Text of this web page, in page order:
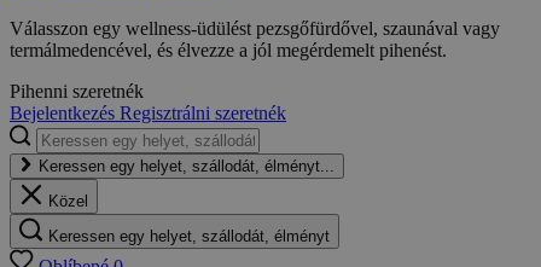
Válasszon egy wellness-üdülést pezsgőfürdővel, szaunával vagy
termálmedencével, és élvezze a jól megérdemelt pihenést.
Pihenni szeretnék
Bejelentkezés Regisztrálni szeretnék
Keressen egy helyet, szállodát, élményt...
Közel
Keressen egy helyet, szállodát, élményt